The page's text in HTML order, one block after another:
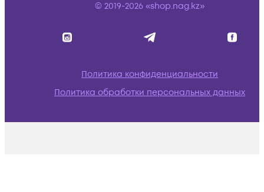
© 2019-2026 «shop.nag.kz»
Политика конфиденциальности
Политика обработки персональных данных